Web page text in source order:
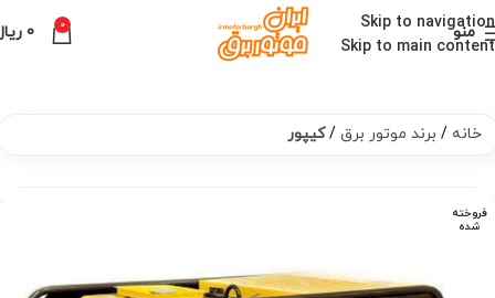
Skip to navigation
Skip to main content
منو 0
0
خانه برند موتور برق کیپور
فروخته
شده